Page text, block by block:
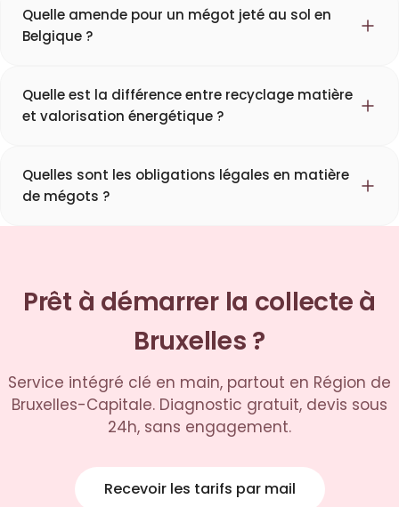
Quelle amende pour un mégot jeté au sol en
Belgique ?
Quelle est la différence entre recyclage matière
et valorisation énergétique ?
Quelles sont les obligations légales en matière
de mégots ?
Prêt à démarrer la collecte à
Bruxelles ?
Service intégré clé en main, partout en Région de
Bruxelles-Capitale. Diagnostic gratuit, devis sous
24h, sans engagement.
Recevoir les tarifs par mail